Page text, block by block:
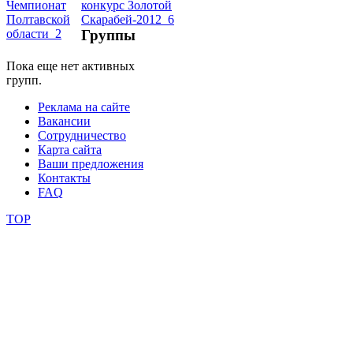
видео
Группы
Пока еще нет активных
групп.
Реклама на сайте
Вакансии
Сотрудничество
Карта сайта
Ваши предложения
Контакты
FAQ
TOP